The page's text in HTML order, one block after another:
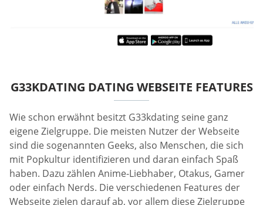
G33KDATING DATING WEBSEITE FEATURES
Wie schon erwähnt besitzt G33kdating seine ganz
eigene Zielgruppe. Die meisten Nutzer der Webseite
sind die sogenannten Geeks, also Menschen, die sich
mit Popkultur identifizieren und daran einfach Spaß
haben. Dazu zählen Anime-Liebhaber, Otakus, Gamer
oder einfach Nerds. Die verschiedenen Features der
Webseite zielen darauf ab, vor allem diese Zielgruppe